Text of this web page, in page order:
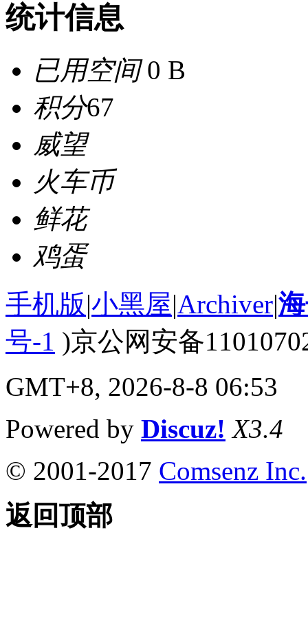
统计信息
已用空间0 B
积分67
威望
火车币
鲜花
鸡蛋
手机版|小黑屋|Archiver|
号-1 )京公网安备
GMT+8, 2026-8-8 06:53
Powered by Discuz! X3.4
© 2001-2017 Comsenz Inc.
返回顶部